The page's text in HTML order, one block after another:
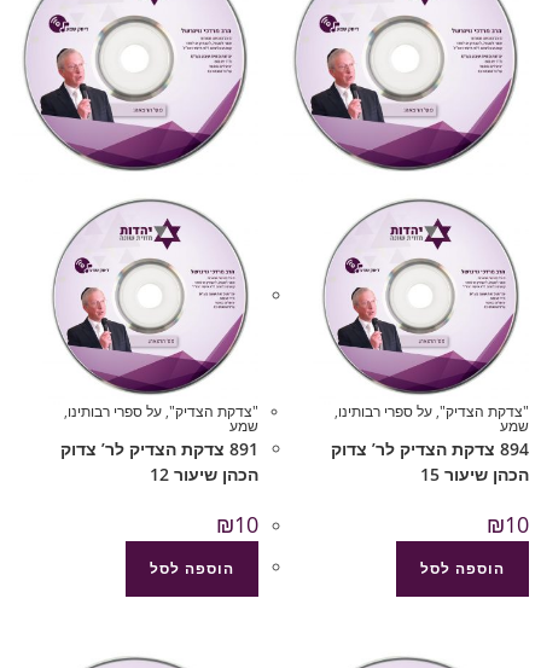
"צדקת הצדיק",על ספרי רבותינו,
שמע
894 צדקת הצדיק לר’ צדוק
הכהן שיעור 15
₪10
הוספה לסל
"צדקת הצדיק",על ספרי רבותינו,
שמע
891 צדקת הצדיק לר’ צדוק
הכהן שיעור 12
₪10
הוספה לסל